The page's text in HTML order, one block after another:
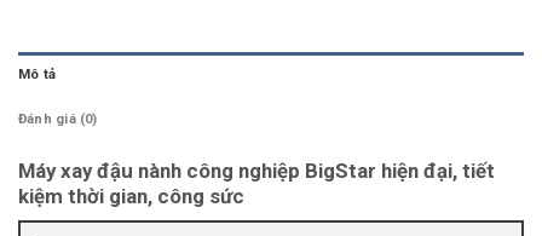
Mô tả
Đánh giá (0)
Máy xay đậu nành công nghiệp BigStar hiện đại, tiết
kiệm thời gian, công sức